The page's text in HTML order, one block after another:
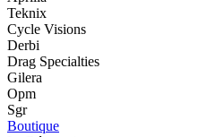
Teknix
Cycle Visions
Derbi
Drag Specialties
Gilera
Opm
Sgr
Boutique